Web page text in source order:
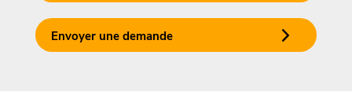
Envoyer une demande